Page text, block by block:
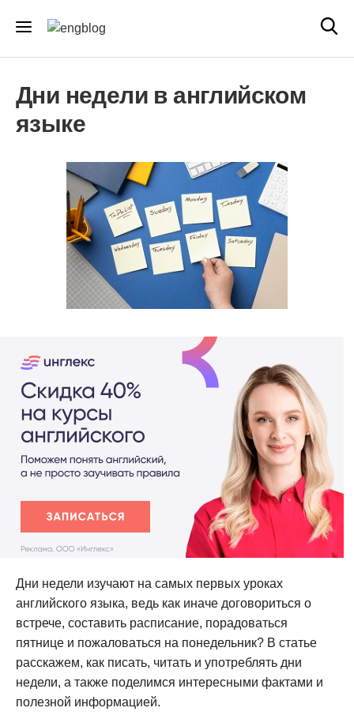
Дни недели в английском
языке
Дни недели изучают на самых первых уроках
английского языка, ведь как иначе договориться о
встрече, составить расписание, порадоваться
пятнице и пожаловаться на понедельник? В статье
расскажем, как писать, читать и употреблять дни
недели, а также поделимся интересными фактами и
полезной информацией.